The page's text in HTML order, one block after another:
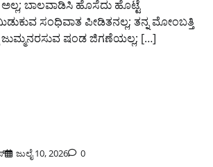
ಬಾಲವಾಡಿಸಿ ಹೊಸೆದು ಹೊಟ್ಟೆ
ಸಂಧಿವಾತ ಪೀಡಿತನಲ್ಲ; ತನ್ನ ಮೋಂಬತ್ತಿ
ಷಂಡ ಜಿಗಣೆಯಲ್ಲ; […]
ಜುಲೈ 10, 2026 0